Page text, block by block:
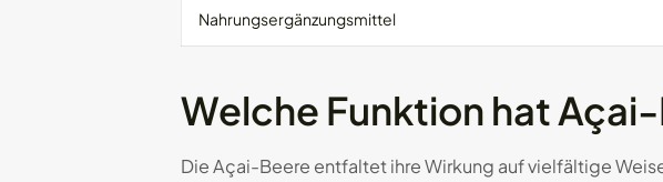
Nahrungsergänzungsmittel
Welche Funktion hat
Die Açai-Beere entfaltet ihre Wirkung auf vielfältige